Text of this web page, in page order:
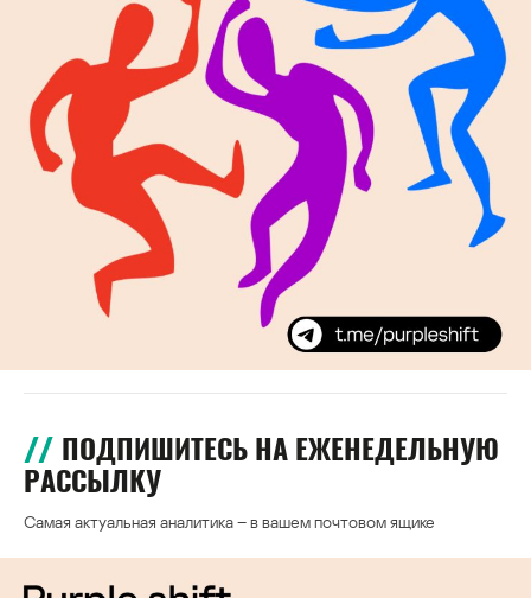
ПОДПИШИТЕСЬ НА ЕЖЕНЕДЕЛЬНУЮ
РАССЫЛКУ
Самая актуальная аналитика – в вашем почтовом ящике